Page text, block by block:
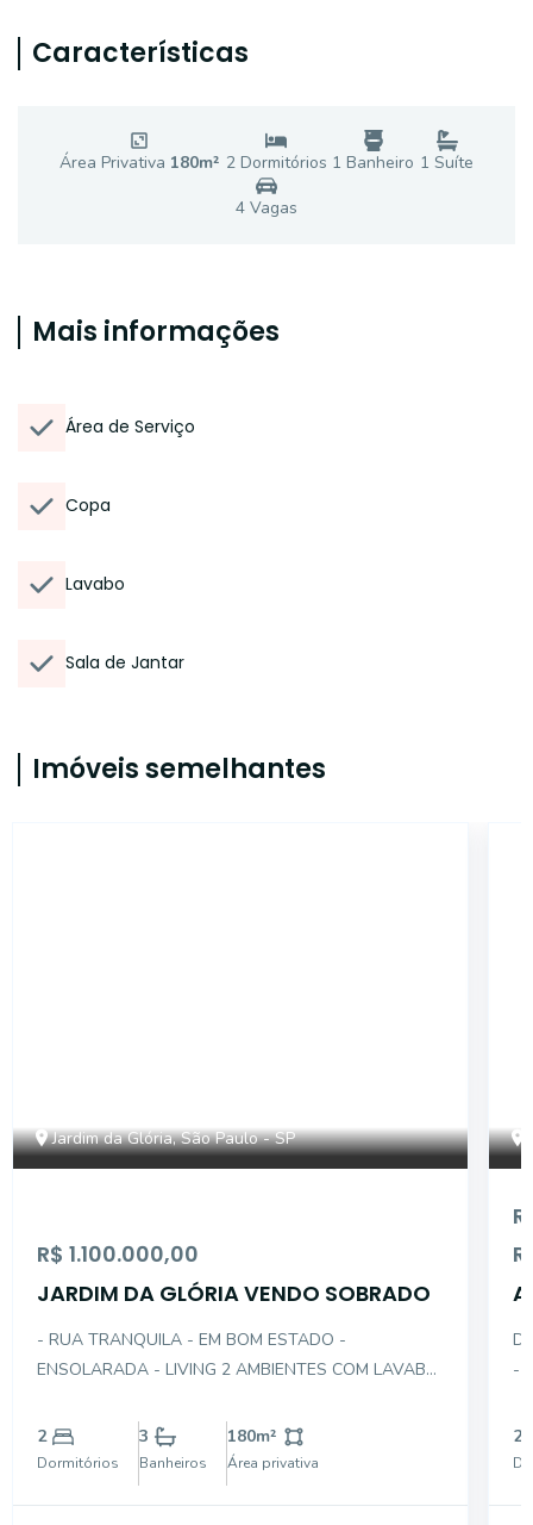
Características
Área Privativa 180m² 2Dormitórios 1 Banheiro 1 Suíte
4 Vagas
Mais informações
Área de Serviço
Copa
Lavabo
Sala de Jantar
Imóveis semelhantes
Jardim da Glória, São Paulo - SP
R$ 1.100.000,00
JARDIM DA GLÓRIA VENDO SOBRADO
- RUA TRANQUILA - EM BOM ESTADO -
ENSOLARADA - LIVING 2 AMBIENTES COM LAVABO
DEPENDÊNCIA DE SERVIÇOS - DORMITÓRIOS
AMPLOS - QUINTAL COM CHURRASQUEIRA -
RECUADA - JARDINS - LAVANDERIA - ELEVADOR
2
Dormitórios
3
Banheiros
180m²
Área privativa
-
2